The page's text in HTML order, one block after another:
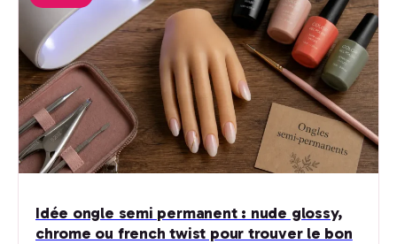
Idée ongle semi permanent : nude glossy,
chrome ou french twist pour trouver le bon